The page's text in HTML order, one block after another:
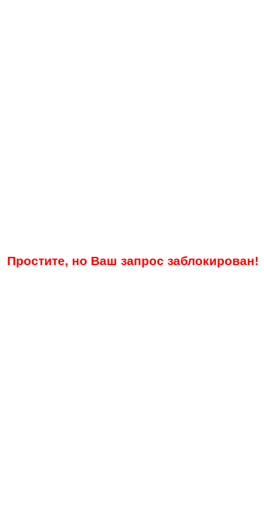
Простите, но Ваш запрос заблокирован!